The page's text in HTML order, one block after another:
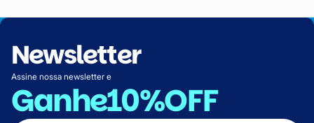
Newsletter
Assine nossa newsletter e
Ganhe10%OFF